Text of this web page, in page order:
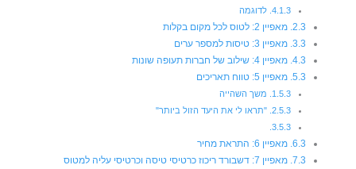
לדוגמה
מאפיין 2: לטוס לכל מקום בקלות
מאפיין 3: טיסות למספר ערים
מאפיין 4: שילוב של חברות תעופה שונות
מאפיין 5: טווח תאריכים
משך השהייה
"תראו לי את היעד הזול ביותר"
מאפיין 6: התראת מחיר
מאפיין 7: דשבורד ריכוז כרטיסי טיסה וכרטיסי עליה למטוס